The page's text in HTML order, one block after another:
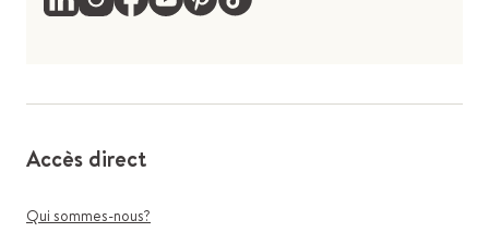
Accès direct
Qui sommes-nous?